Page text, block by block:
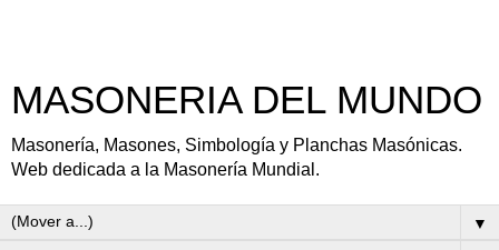
MASONERIA DEL MUNDO
Masonería, Masones, Simbología y Planchas Masónicas.
Web dedicada a la Masonería Mundial.
▼